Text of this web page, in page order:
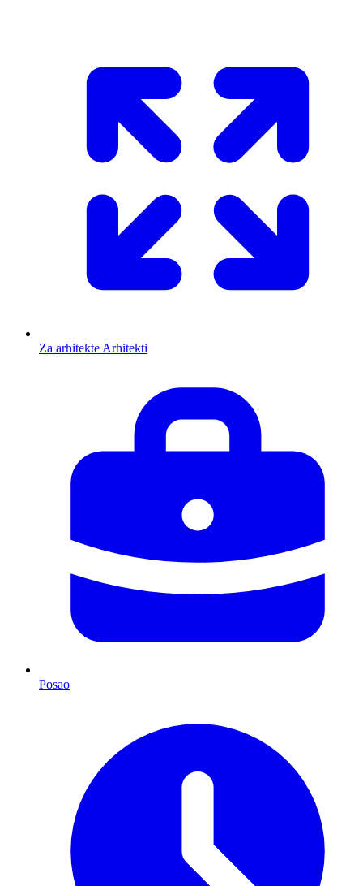
Za arhitekte Arhitekti
Posao